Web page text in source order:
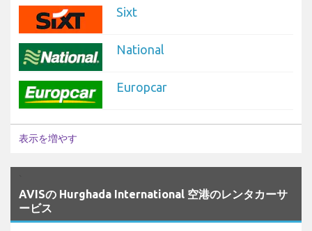
Sixt
National
Europcar
表示を増やす
AVISの Hurghada International 空港のレンタカーサ
ービス